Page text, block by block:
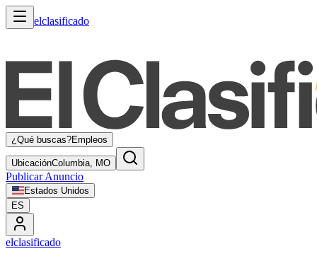
elclasificado
¿Qué buscas?Empleos
UbicaciónColumbia, MO
Publicar Anuncio
Estados Unidos
ES
elclasificado